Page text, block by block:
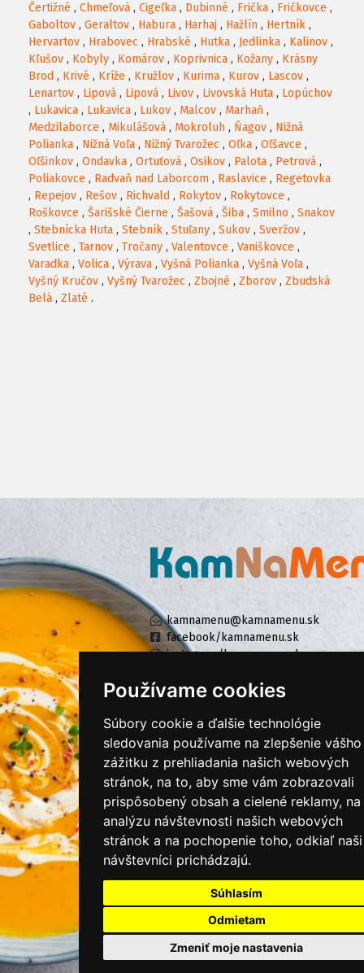
Používame cookies
Súbory cookie a ďalšie technológie
sledovania používame na zlepšenie vášho
zážitku z prehliadania našich webových
stránok, na to, aby sme vám zobrazovali
prispôsobený obsah a cielené reklamy, na
analýzu návštevnosti našich webových
stránok a na pochopenie toho, odkiaľ naši
návštevníci prichádzajú.
Súhlasím
Odmietam
Zmeniť moje nastavenia
Čertižné , Chmeľová , Cigeľka , Dubinné , Frička , Fričkovce ,
Gaboltov , Geraltov , Habura , Harhaj , Hažlín , Hertník ,
Hervartov , Hrabovec , Hrabské , Hutka , Jedlinka , Kalinov ,
Kľušov , Kobyly , Komárov , Koprivnica , Kožany , Krásny
Brod , Krivé , Kríže , Kružlov , Kurima , Kurov , Lascov ,
Lenartov , Lipová , Lipová , Livov , Livovská Huta , Lopúchov
, Lukavica , Lukavica , Lukov , Malcov , Marhaň ,
Medzilaborce , Mikulášová , Mokroluh , Ňagov , Nižná
Polianka , Nižná Voľa , Nižný Tvarožec , Oľka , Oľšavce ,
Oľšinkov , Ondavka , Ortuťová , Osikov , Palota , Petrová ,
Poliakovce , Radvaň nad Laborcom , Raslavice , Regetovka
, Repejov , Rešov , Richvald , Rokytov , Rokytovce ,
Roškovce , Šarišské Čierne , Šašová , Šiba , Smilno , Snakov
, Stebnícka Huta , Stebník , Stuľany , Sukov , Sveržov ,
Svetlice , Tarnov , Tročany , Valentovce , Vaniškovce ,
Varadka , Volica , Výrava , Vyšná Polianka , Vyšná Voľa ,
Vyšný Kručov , Vyšný Tvarožec , Zbojné , Zborov , Zbudská
Belá , Zlaté .
kamnamenu@kamnamenu.sk
facebook/kamnamenu.sk
instagram/kamnamenu.sk
KONTAKTUJTE NÁS
PRIHLÁSIŤ SA DO ZÁKAZNÍCKEJ ZÓNY
Všeobecné obchodné podmienky
Ochrana osobných údajov
Cookies
Moje KamNaMenu
Pridať reštauráciu
Cenník balíkov